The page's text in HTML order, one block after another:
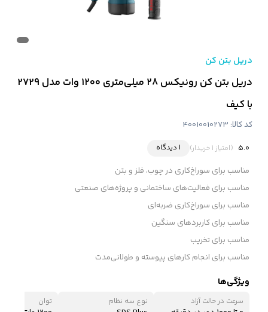
دریل بتن کن
دریل بتن کن رونیکس ۲۸ میلی‌متری ۱۲۰۰ وات مدل 2729
با کیف
کد کالا: 40010010273
5.0 (امتیاز 1 خریدار) 1 دیدگاه
‌مناسب برای سوراخ‌کاری در چوب، فلز و بتن
مناسب برای فعالیت‌های ساختمانی و پروژه‌های صنعتی
مناسب برای سوراخ‌کاری‌ ضربه‌ای
مناسب برای کاربردهای سنگین
مناسب برای تخریب
مناسب برای انجام کارهای پیوسته و طولانی‌مدت
ویژگی‌ها
سرعت در حالت آزاد نوع سه نظام توان